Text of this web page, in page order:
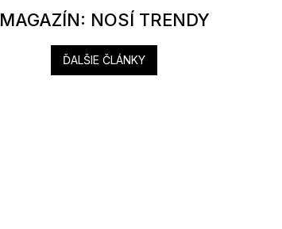
MAGAZÍN: NOSÍ TRENDY
ĎALŠIE ČLÁNKY